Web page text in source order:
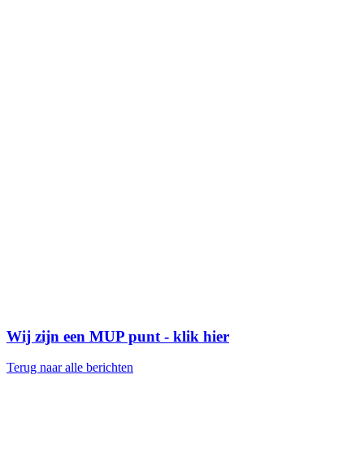
Wij zijn een MUP punt - klik hier
Terug naar alle berichten